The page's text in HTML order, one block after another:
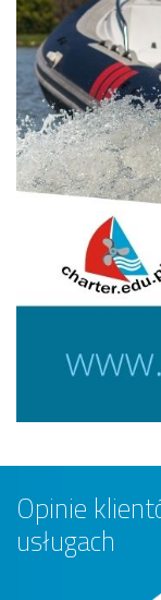
Opinie
usługach